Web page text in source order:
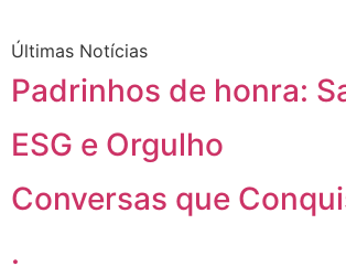
Últimas Notícias
Padrinhos de honra:
ESG e Orgulho
Conversas que
.